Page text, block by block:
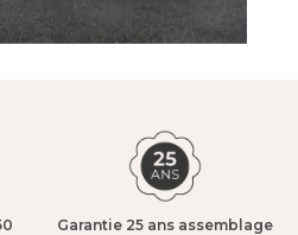
Garantie 25 ans assemblage​